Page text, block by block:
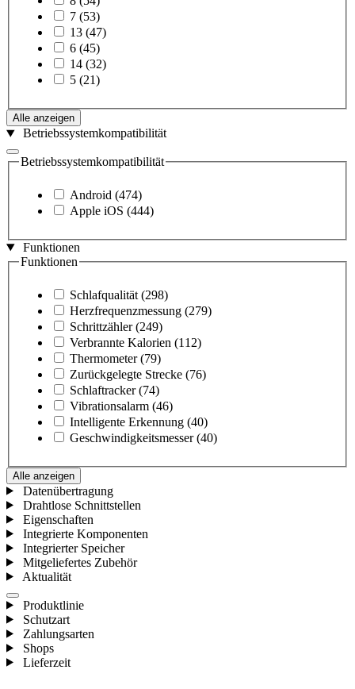
7 (53)
13 (47)
6 (45)
14 (32)
5 (21)
Alle anzeigen
Betriebssystemkompatibilität
Betriebssystemkompatibilität
Android (474)
Apple iOS (444)
Funktionen
Funktionen
Schlafqualität (298)
Herzfrequenzmessung (279)
Schrittzähler (249)
Verbrannte Kalorien (112)
Thermometer (79)
Zurückgelegte Strecke (76)
Schlaftracker (74)
Vibrationsalarm (46)
Intelligente Erkennung (40)
Geschwindigkeitsmesser (40)
Alle anzeigen
Datenübertragung
Drahtlose Schnittstellen
Eigenschaften
Integrierte Komponenten
Integrierter Speicher
Mitgeliefertes Zubehör
Aktualität
Produktlinie
Schutzart
Zahlungsarten
Shops
Lieferzeit